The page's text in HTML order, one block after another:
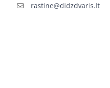
rastine@didzdvaris.lt